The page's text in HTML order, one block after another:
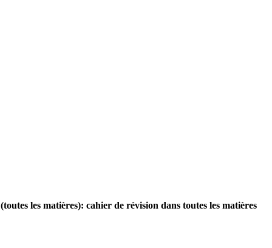
les matières): cahier de révision dans toutes les matières